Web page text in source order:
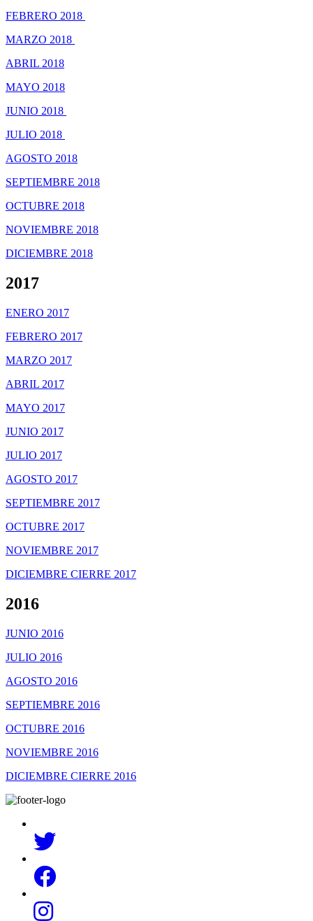
FEBRERO 2018
MARZO 2018
ABRIL 2018
MAYO 2018
JUNIO 2018
JULIO 2018
AGOSTO 2018
SEPTIEMBRE 2018
OCTUBRE 2018
NOVIEMBRE 2018
DICIEMBRE 2018
2017
ENERO 2017
FEBRERO 2017
MARZO 2017
ABRIL 2017
MAYO 2017
JUNIO 2017
JULIO 2017
AGOSTO 2017
SEPTIEMBRE 2017
OCTUBRE 2017
NOVIEMBRE 2017
DICIEMBRE CIERRE 2017
2016
JUNIO 2016
JULIO 2016
AGOSTO 2016
SEPTIEMBRE 2016
OCTUBRE 2016
NOVIEMBRE 2016
DICIEMBRE CIERRE 2016